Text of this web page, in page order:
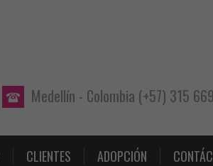
Medellín - Colombia (+57) 315
CLIENTES ADOPCIÓN